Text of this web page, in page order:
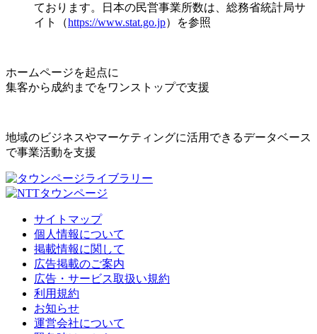
ております。日本の民営事業所数は、総務省統計局サ
イト（https://www.stat.go.jp）を参照
ホームページを起点に
集客から成約までをワンストップで支援
地域のビジネスやマーケティングに活用できるデータベース
で事業活動を支援
サイトマップ
個人情報について
掲載情報に関して
広告掲載のご案内
広告・サービス取扱い規約
利用規約
お知らせ
運営会社について